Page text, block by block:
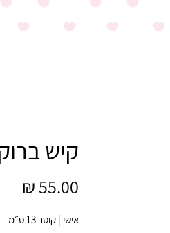
קיש
אישי | קוטר 13 ס״מ